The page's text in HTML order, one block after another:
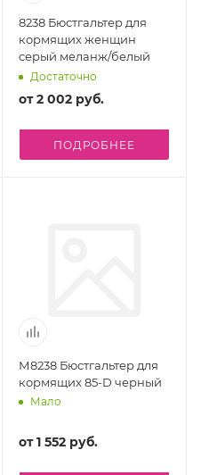
8238 Бюстгальтер для
кормящих женщин
серый меланж/белый
Достаточно
от2 002 руб.
ПОДРОБНЕЕ
М8238 Бюстгальтер для
кормящих 85-D черный
Мало
от1 552 руб.